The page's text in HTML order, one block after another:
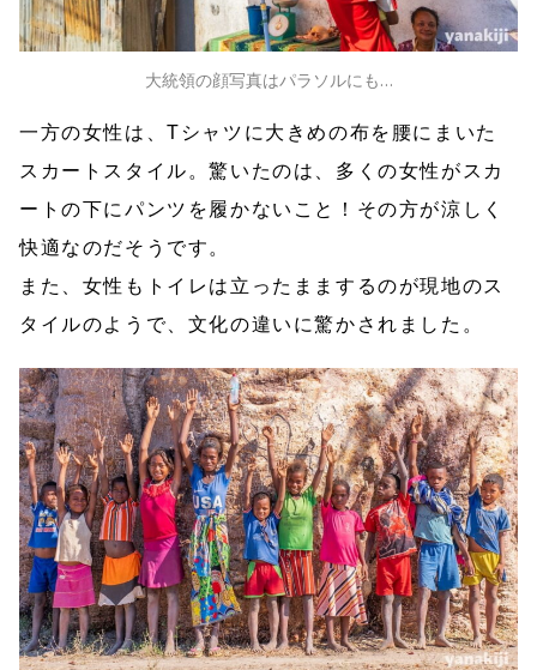
大統領の顔写真はパラソルにも…
一方の女性は、Tシャツに大きめの布を腰にまいた
スカートスタイル。驚いたのは、多くの女性がスカ
ートの下にパンツを履かないこと！その方が涼しく
快適なのだそうです。
また、女性もトイレは立ったままするのが現地のス
タイルのようで、文化の違いに驚かされました。